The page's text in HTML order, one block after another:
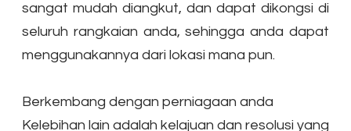
sangat mudah diangkut, dan dapat dikongsi di
seluruh rangkaian anda, sehingga anda dapat
menggunakannya dari lokasi mana pun.
​Berkembang dengan perniagaan anda
Kelebihan lain adalah kelajuan dan resolusi yang